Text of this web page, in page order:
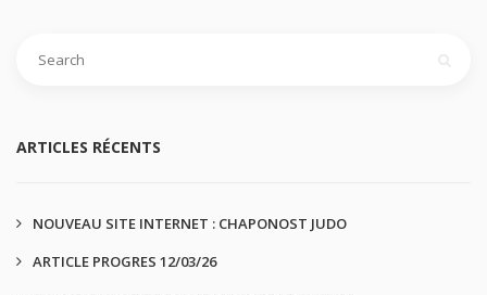
ARTICLES RÉCENTS
NOUVEAU SITE INTERNET : CHAPONOST JUDO
ARTICLE PROGRES 12/03/26